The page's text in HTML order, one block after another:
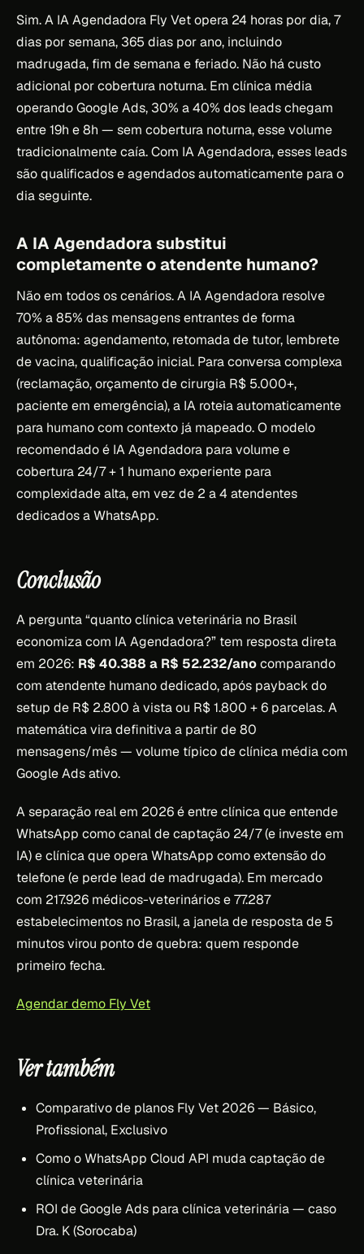
Sim. A IA Agendadora Fly Vet opera 24 horas por dia, 7
dias por semana, 365 dias por ano, incluindo
madrugada, fim de semana e feriado. Não há custo
adicional por cobertura noturna. Em clínica média
operando Google Ads, 30% a 40% dos leads chegam
entre 19h e 8h — sem cobertura noturna, esse volume
tradicionalmente caía. Com IA Agendadora, esses leads
são qualificados e agendados automaticamente para o
dia seguinte.
A IA Agendadora substitui
completamente o atendente humano?
Não em todos os cenários. A IA Agendadora resolve
70% a 85% das mensagens entrantes de forma
autônoma: agendamento, retomada de tutor, lembrete
de vacina, qualificação inicial. Para conversa complexa
(reclamação, orçamento de cirurgia R$ 5.000+,
paciente em emergência), a IA roteia automaticamente
para humano com contexto já mapeado. O modelo
recomendado é IA Agendadora para volume e
cobertura 24/7 + 1 humano experiente para
complexidade alta, em vez de 2 a 4 atendentes
dedicados a WhatsApp.
Conclusão
A pergunta “quanto clínica veterinária no Brasil
economiza com IA Agendadora?” tem resposta direta
em 2026: R$ 40.388 a R$ 52.232/anocomparando
com atendente humano dedicado, após payback do
setup de R$ 2.800 à vista ou R$ 1.800 + 6 parcelas. A
matemática vira definitiva a partir de 80
mensagens/mês — volume típico de clínica média com
Google Ads ativo.
A separação real em 2026 é entre clínica que entende
WhatsApp como canal de captação 24/7 (e investe em
IA) e clínica que opera WhatsApp como extensão do
telefone (e perde lead de madrugada). Em mercado
com 217.926 médicos-veterinários e 77.287
estabelecimentos no Brasil, a janela de resposta de 5
minutos virou ponto de quebra: quem responde
primeiro fecha.
Agendar demo Fly Vet
Ver também
Comparativo de planos Fly Vet 2026 — Básico,
Profissional, Exclusivo
Como o WhatsApp Cloud API muda captação de
clínica veterinária
ROI de Google Ads para clínica veterinária — caso
Dra. K (Sorocaba)